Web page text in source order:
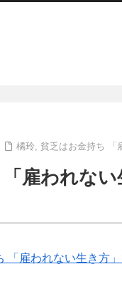
橘玲, 貧乏はお金持ち 「
雇われな
「雇われない生き方